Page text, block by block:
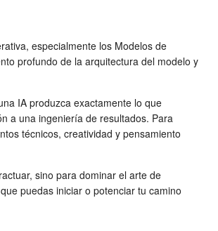
especialmente los Modelos de
profundo de la arquitectura del modelo y
IA produzca exactamente lo que
a una ingeniería de resultados. Para
técnicos, creatividad y pensamiento
sino para dominar el arte de
puedas iniciar o potenciar tu camino